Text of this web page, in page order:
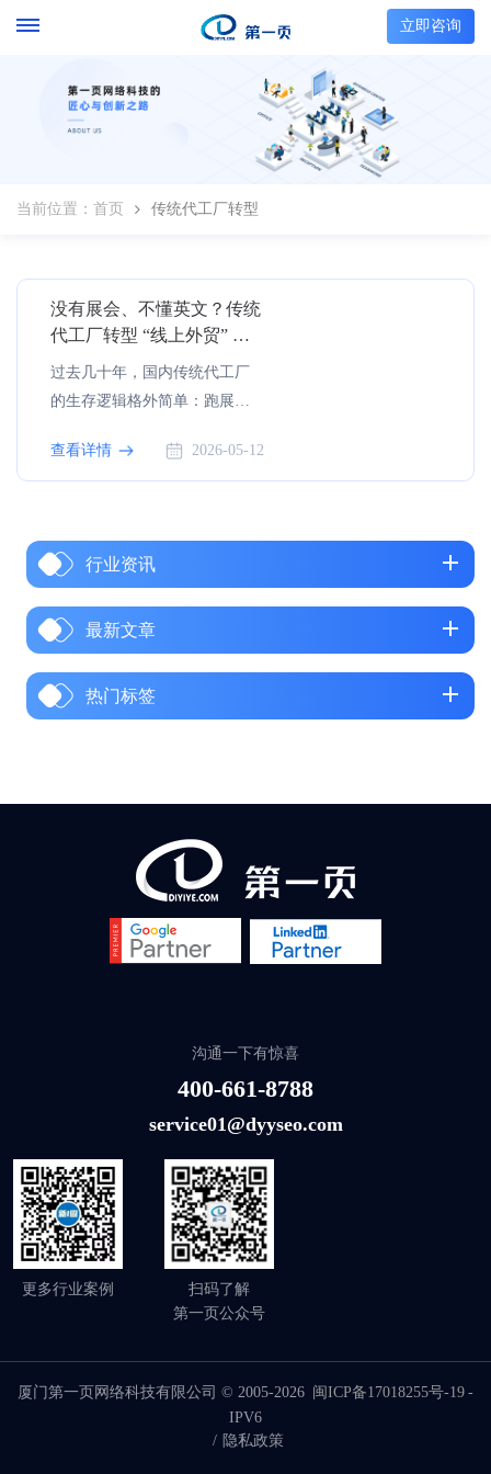
立即咨询
当前位置： 首页 传统代工厂转型
没有展会、不懂英文？传统
代工厂转型 “线上外贸” 的 5
步破局指南
过去几十年，国内传统代工厂
的生存逻辑格外简单：跑展
费。但如今，这条走通了几十
年的路，正在快速失效。行业
小制造企业外贸订单流失率平
均达 28%，部分劳动密集型企
中国代工厂的平均净利润已不
足 10%。 代工厂利润太低怎么
办？外贸展会效果差怎么办？
询盘寥寥无几；而线上外贸赛
营、没有渠道” 三座大山挡在门
外。难道没有展会、...
查看详情 2026-05-12
行业资讯
最新文章
热门标签
沟通一下有惊喜
400-661-8788
service01@dyyseo.com
更多行业案例
扫码了解
第一页公众号
厦门第一页网络科技有限公司 © 2005-2026 闽ICP备17018255号-19 -
IPV6
/ 隐私政策